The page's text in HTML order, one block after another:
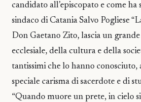
candidato all’episcopato e come
sindaco di Catania Salvo Pogliese
Don Gaetano Zito, lascia un
ecclesiale, della cultura e della
tantissimi che lo hanno conosciuto,
speciale carisma di sacerdote e di
“Quando muore un prete, in cielo